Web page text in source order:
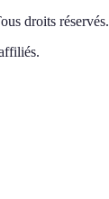
droits réservés.